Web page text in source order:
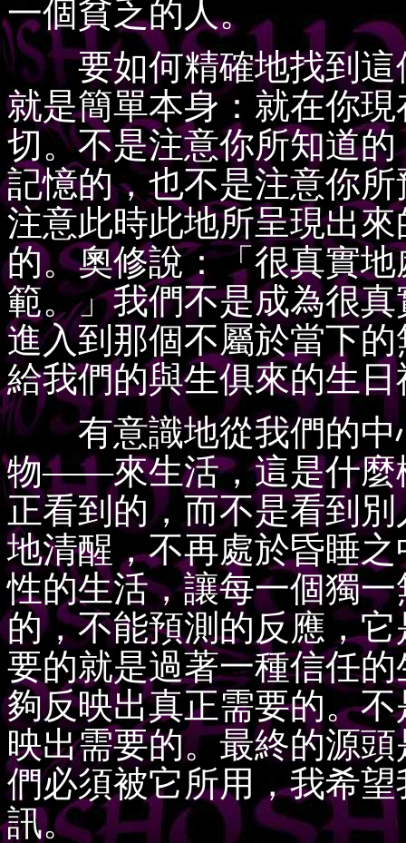
一個貧乏的人。
要如何精確地找到這
就是簡單本身：就在你
切。不是注意你所知道
記憶的，也不是注意你
注意此時此地所呈現出
的。奧修說：「很真實
範。」我們不是成為很
進入到那個不屬於當下
給我們的與生俱來的生
有意識地從我們的中
物——來生活，這是什麼
正看到的，而不是看到
地清醒，不再處於昏睡
性的生活，讓每一個獨
的，不能預測的反應，
要的就是過著一種信任
夠反映出真正需要的。
映出需要的。最終的源
們必須被它所用，我希
訊。